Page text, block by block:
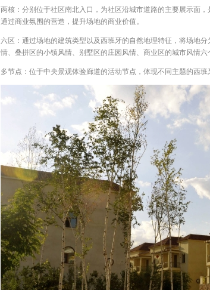
两核：分别位于社区南北入口，为社区沿城市道路的主要展示面
通过商业氛围的营造，提升场地的商业价值。
六区：通过场地的建筑类型以及西班牙的自然地理特征，将场地
情、叠拼区的小镇风情、别墅区的庄园风情、商业区的城市风情六
多节点：位于中央景观体验廊道的活动节点，体现不同主题的西班